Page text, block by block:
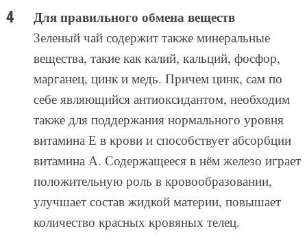
Для правильного обмена веществ
Зеленый чай содержит также минеральные
вещества, такие как калий, кальций, фосфор,
марганец, цинк и медь. Причем цинк, сам по
себе являющийся антиоксидантом, необходим
также для поддержания нормального уровня
витамина Е в крови и способствует абсорбции
витамина А. Содержащееся в нём железо играет
положительную роль в кровообразовании,
улучшает состав жидкой материи, повышает
количество красных кровяных телец.